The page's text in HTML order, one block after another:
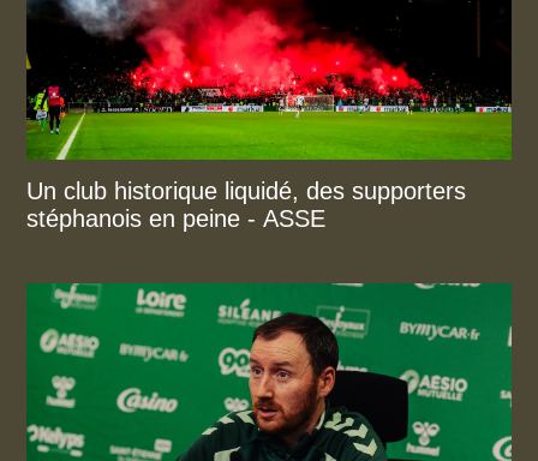
Un club historique liquidé, des supporters
stéphanois en peine - ASSE